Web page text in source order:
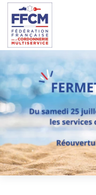
Passer au contenu